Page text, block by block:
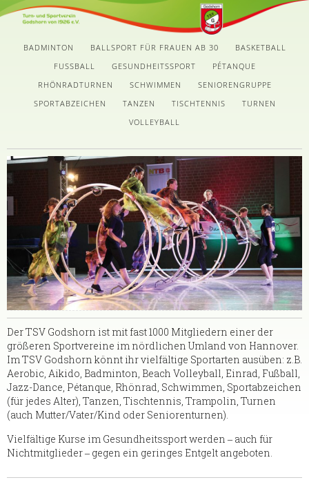
BADMINTON BALLSPORT FÜR FRAUEN AB 30
BASKETBALL
FUSSBALL
GESUNDHEITSSPORT
PÉTANQUE
RHÖNRADTURNEN
SCHWIMMEN
SENIORENGRUPPE
SPORTABZEICHEN
TANZEN TISCHTENNIS
TURNEN
VOLLEYBALL
Der TSV Godshorn ist mit fast 1000 Mitgliedern einer der
größeren Sportvereine im nördlichen Umland von Hannover.
Im TSV Godshorn könnt ihr vielfältige Sportarten ausüben: z.B.
Aerobic, Aikido, Badminton, Beach Volleyball, Einrad, Fußball,
Jazz-Dance, Pétanque, Rhönrad, Schwimmen, Sportabzeichen
(für jedes Alter), Tanzen, Tischtennis, Trampolin, Turnen
(auch Mutter/Vater/Kind oder Seniorenturnen).
Vielfältige Kurse im Gesundheitssport werden ‒ auch für
Nichtmitglieder ‒ gegen ein geringes Entgelt angeboten.